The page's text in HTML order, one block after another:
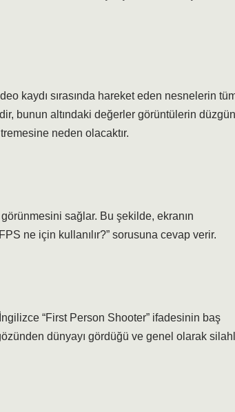
kaydı sırasında hareket eden nesnelerin
bunun altındaki değerler görüntülerin düzgün
neden olacaktır.
sağlar. Bu şekilde, ekranın
ne için kullanılır?” sorusuna cevap verir.
“First Person Shooter” ifadesinin baş
dünyayı gördüğü ve genel olarak